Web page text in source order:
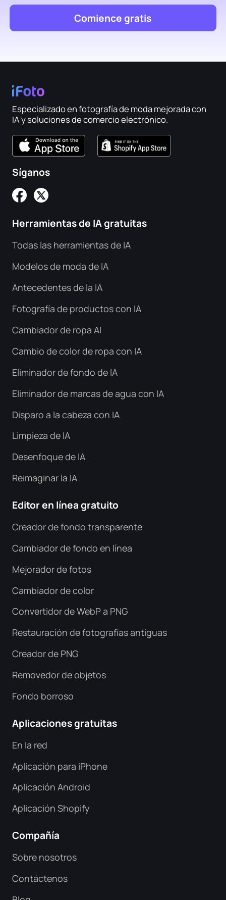
Comience gratis
Especializado en fotografía de moda mejorada con
IA y soluciones de comercio electrónico.
Síganos
Herramientas de IA gratuitas
Todas las herramientas de IA
Modelos de moda de IA
Antecedentes de la IA
Fotografía de productos con IA
Cambiador de ropa AI
Cambio de color de ropa con IA
Eliminador de fondo de IA
Eliminador de marcas de agua con IA
Disparo a la cabeza con IA
Limpieza de IA
Desenfoque de IA
Reimaginar la IA
Editor en línea gratuito
Creador de fondo transparente
Cambiador de fondo en línea
Mejorador de fotos
Cambiador de color
Convertidor de WebP a PNG
Restauración de fotografías antiguas
Creador de PNG
Removedor de objetos
Fondo borroso
Aplicaciones gratuitas
En la red
Aplicación para iPhone
Aplicación Android
Aplicación Shopify
Compañía
Sobre nosotros
Contáctenos